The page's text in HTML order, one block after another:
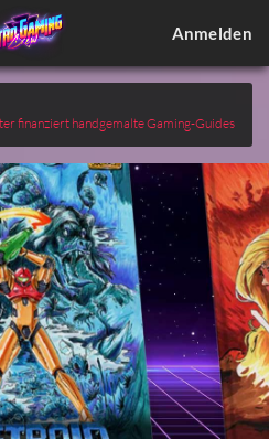
Anmelden
finanziert handgemalte Gaming-Guides